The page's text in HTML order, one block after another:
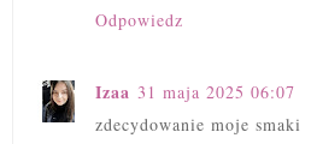
Odpowiedz
Izaa 31 maja 2025 06:07
zdecydowanie moje smaki